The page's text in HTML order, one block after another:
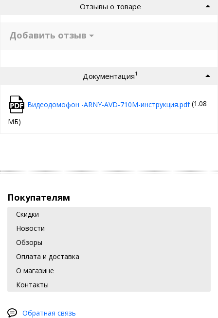
Отзывы о товаре
Добавить отзыв
Документация1
Видеодомофон -ARNY-AVD-710M-инструкция.pdf(1.08
МБ)
Покупателям
Скидки
Новости
Обзоры
Оплата и доставка
О магазине
Контакты
Обратная связь